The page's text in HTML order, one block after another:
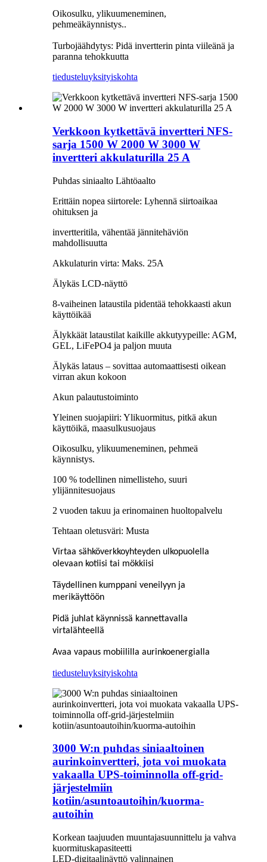
Oikosulku, ylikuumeneminen,
pehmeäkäynnistys..
Turbojäähdytys: Pidä invertterin pinta viileänä ja
paranna tehokkuutta
tiedusteluyksityiskohta
Verkkoon kytkettävä invertteri NFS-
sarja 1500 W 2000 W 3000 W
invertteri akkulaturilla 25 A
Puhdas siniaalto Lähtöaalto
Erittäin nopea siirtorele: Lyhennä siirtoaikaa
ohituksen ja
invertteritila, vähentää jännitehäviön
mahdollisuutta
Akkulaturin virta: Maks. 25A
Älykäs LCD-näyttö
8-vaiheinen lataustila pidentää tehokkaasti akun
käyttöikää
Älykkäät lataustilat kaikille akkutyypeille: AGM,
GEL, LiFePO4 ja paljon muuta
Älykäs lataus – sovittaa automaattisesti oikean
virran akun kokoon
Akun palautustoiminto
Yleinen suojapiiri: Ylikuormitus, pitkä akun
käyttöikä, maasulkusuojaus
Oikosulku, ylikuumeneminen, pehmeä
käynnistys.
100 % todellinen nimellisteho, suuri
ylijännitesuojaus
2 vuoden takuu ja erinomainen huoltopalvelu
Tehtaan oletusväri: Musta
Virtaa sähköverkkoyhteyden ulkopuolella
olevaan kotiisi tai mökkiisi
Täydellinen kumppani veneilyyn ja
merikäyttöön
Pidä juhlat käynnissä kannettavalla
virtalähteellä
Avaa vapaus mobiililla aurinkoenergialla
tiedusteluyksityiskohta
3000 W:n puhdas siniaaltoinen
aurinkoinvertteri, jota voi muokata
vakaalla UPS-toiminnolla off-grid-
järjestelmiin
kotiin/asuntoautoihin/kuorma-
autoihin
Korkean taajuuden muuntajasuunnittelu ja vahva
kuormituskapasiteetti
LED-digitaalinäyttö valinnainen